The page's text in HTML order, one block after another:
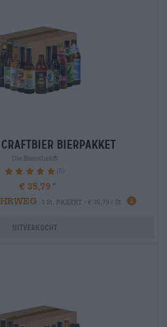
craftbier Bierpakket
Die Bierothek®
100% (5)
€ 35,79
1 St. PAKKET - € 35,79 / St.
Uitverkocht